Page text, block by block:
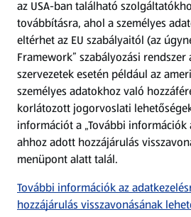
Árcsökkentés
Adattörlő alkalmazás
Szervizpont
(új oldalon nyílik meg)
Fedezz fel minket az interneten!
Töltsd le az ALDI Magyarország
az USA-ban található
továbbításra, ahol a személyes
eltérhet az EU szabályaitól (az
Framework” szabályozási
szervezetek esetén például az
személyes adatokhoz való
korlátozott jogorvoslati
információt a „További információk
ahhoz adott hozzájárulás
menüpont alatt talál.
További információk az
hozzájárulás visszavonásának